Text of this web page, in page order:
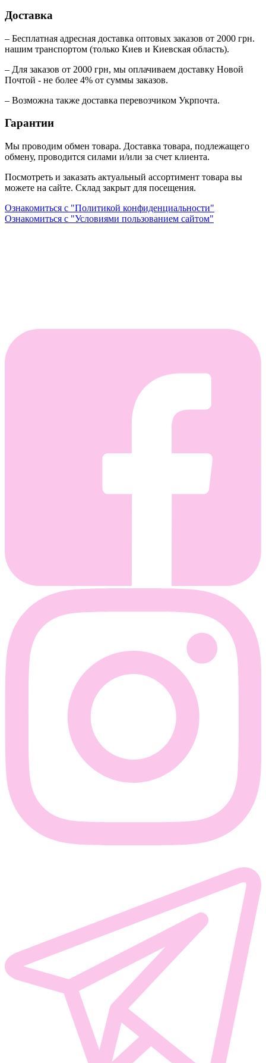
Доставка
– Бесплатная адресная доставка оптовых заказов от 2000 грн.
нашим транспортом (только Киев и Киевская область).
– Для заказов от 2000 грн, мы оплачиваем доставку Новой
Почтой - не более 4% от суммы заказов.
– Возможна также доставка перевозчиком Укрпочта.
Гарантии
Мы проводим обмен товара. Доставка товара, подлежащего
обмену, проводится силами и/или за счет клиента.
Посмотреть и заказать актуальный ассортимент товара вы
можете на сайте. Склад закрыт для посещения.
Ознакомиться с "Политикой конфиденциальности"
Ознакомиться с "Условиями пользованием сайтом"